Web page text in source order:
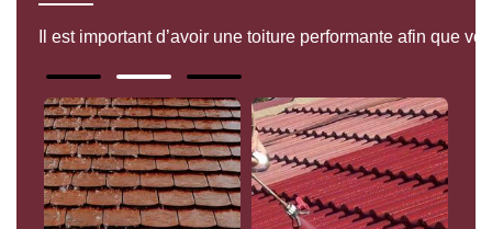
Il est important d’avoir une toiture performante afin que